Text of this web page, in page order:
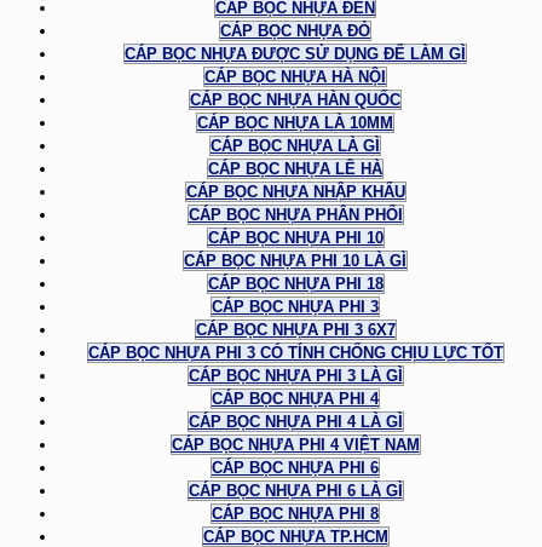
CÁP BỌC NHỰA ĐEN
CÁP BỌC NHỰA ĐỎ
CÁP BỌC NHỰA ĐƯỢC SỬ DỤNG ĐỂ LÀM GÌ
CÁP BỌC NHỰA HÀ NỘI
CÁP BỌC NHỰA HÀN QUỐC
CÁP BỌC NHỰA LÀ 10MM
CÁP BỌC NHỰA LÀ GÌ
CÁP BỌC NHỰA LÊ HÀ
CÁP BỌC NHỰA NHẬP KHẨU
CÁP BỌC NHỰA PHÂN PHỐI
CÁP BỌC NHỰA PHI 10
CÁP BỌC NHỰA PHI 10 LÀ GÌ
CÁP BỌC NHỰA PHI 18
CÁP BỌC NHỰA PHI 3
CÁP BỌC NHỰA PHI 3 6X7
CÁP BỌC NHỰA PHI 3 CÓ TÍNH CHỐNG CHỊU LỰC TỐT
CÁP BỌC NHỰA PHI 3 LÀ GÌ
CÁP BỌC NHỰA PHI 4
CÁP BỌC NHỰA PHI 4 LÀ GÌ
CÁP BỌC NHỰA PHI 4 VIỆT NAM
CÁP BỌC NHỰA PHI 6
CÁP BỌC NHỰA PHI 6 LÀ GÌ
CÁP BỌC NHỰA PHI 8
CÁP BỌC NHỰA TP.HCM